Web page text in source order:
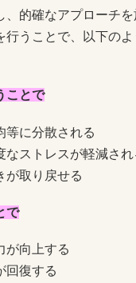
、的確なアプローチ
行うことで、以下の
ことで
等に分散される
なストレスが軽減され
が取り戻せる
で
が向上する
回復する